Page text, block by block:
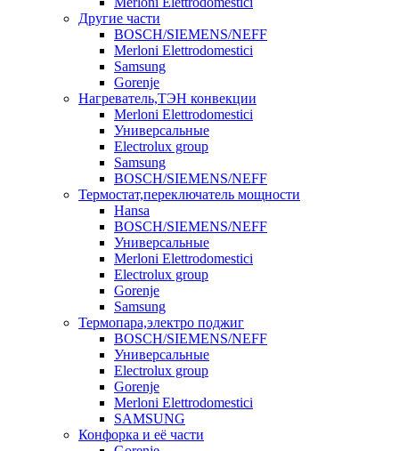
Другие части
BOSCH/SIEMENS/NEFF
Merloni Elettrodomestici
Samsung
Gorenje
Нагреватель,ТЭН конвекции
Merloni Elettrodomestici
Универсальные
Electrolux group
Samsung
BOSCH/SIEMENS/NEFF
Термостат,переключатель мощности
Hansa
BOSCH/SIEMENS/NEFF
Универсальные
Merloni Elettrodomestici
Electrolux group
Gorenje
Samsung
Термопара,электро поджиг
BOSCH/SIEMENS/NEFF
Универсальные
Electrolux group
Gorenje
Merloni Elettrodomestici
SAMSUNG
Конфорка и её части